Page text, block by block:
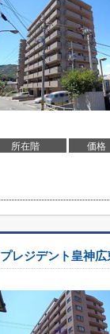
所在階 価格
プレジデント皇神広